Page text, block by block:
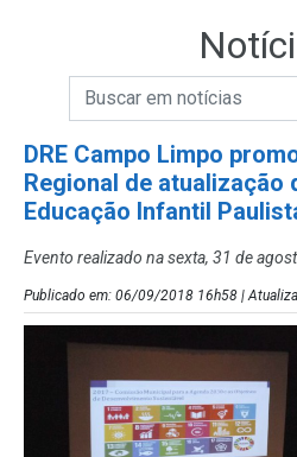
Campo de
Campo de Busca de
DRE Campo Limpo
Regional de atualização
Educação Infantil
Evento realizado na sexta, 31 de
Publicado em: 06/09/2018 16h58 |